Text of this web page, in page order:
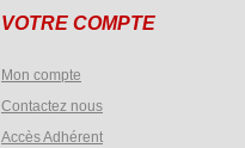
VOTRE COMPTE
Mon compte
Contactez nous
Accès Adhérent